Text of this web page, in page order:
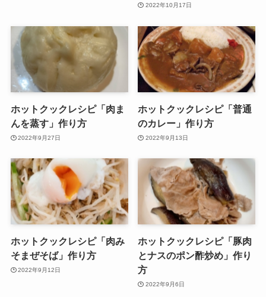
2022年10月17日
ホットクックレシピ「肉ま
んを蒸す」作り方
2022年9月27日
ホットクックレシピ「普通
のカレー」作り方
2022年9月13日
ホットクックレシピ「肉み
そまぜそば」作り方
2022年9月12日
ホットクックレシピ「豚肉
とナスのポン酢炒め」作り
方
2022年9月6日